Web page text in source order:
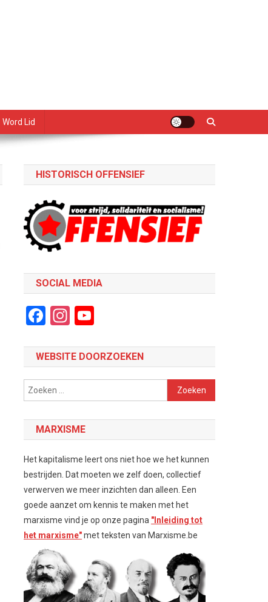
Word Lid
HISTORISCH OFFENSIEF
SOCIAL MEDIA
Facebook
Instagram
WEBSITE DOORZOEKEN
Zoeken
naar:
MARXISME
Het kapitalisme leert ons niet hoe we het kunnen
bestrijden. Dat moeten we zelf doen, collectief
verwerven we meer inzichten dan alleen. Een
goede aanzet om kennis te maken met het
marxisme vind je op onze pagina "Inleiding tot
het marxisme"met teksten van Marxisme.be